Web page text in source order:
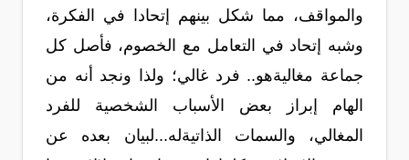
والمواقف، مما شكل بينهم إتحادا في الفكرة،
وشبه إتحاد في التعامل مع الخصوم، فأصل كل
جماعة مغاليةهو.. فرد غالي؛ ولذا ونجد أنه من
الهام إبراز بعض الأسباب الشخصية للفرد
المغالي، والسمات الذاتيةله...لبيان بعده عن